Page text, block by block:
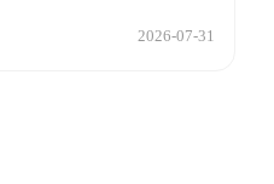
失败排查指引。此外，还改
2026-07-31